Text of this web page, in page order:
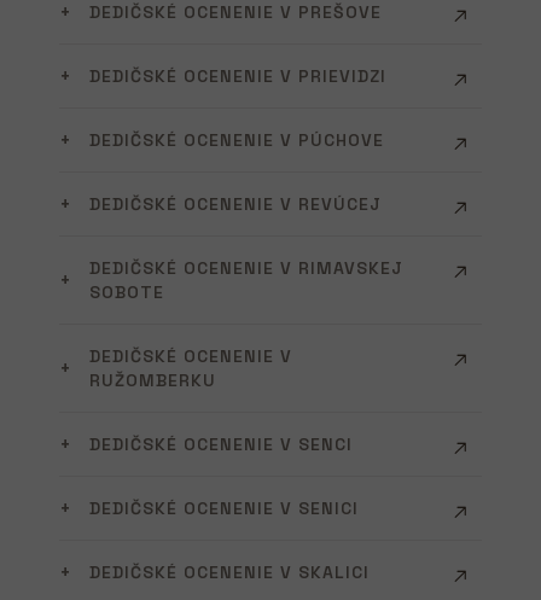
DEDIČSKÉ OCENENIE V PREŠOVE
DEDIČSKÉ OCENENIE V PRIEVIDZI
DEDIČSKÉ OCENENIE V PÚCHOVE
DEDIČSKÉ OCENENIE V REVÚCEJ
DEDIČSKÉ OCENENIE V RIMAVSKEJ
SOBOTE
DEDIČSKÉ OCENENIE V
RUŽOMBERKU
DEDIČSKÉ OCENENIE V SENCI
DEDIČSKÉ OCENENIE V SENICI
DEDIČSKÉ OCENENIE V SKALICI